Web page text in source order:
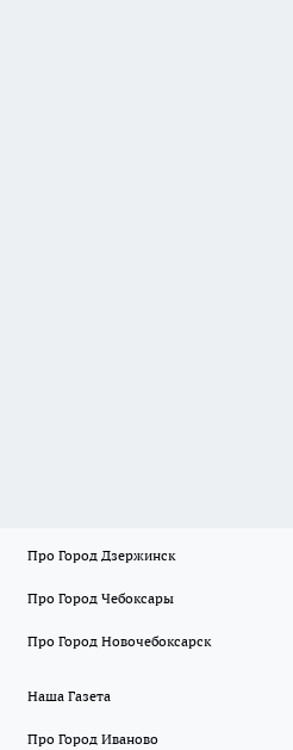
Про Город Дзержинск
Про Город Чебоксары
Про Город Новочебоксарск
Наша Газета
Про Город Иваново